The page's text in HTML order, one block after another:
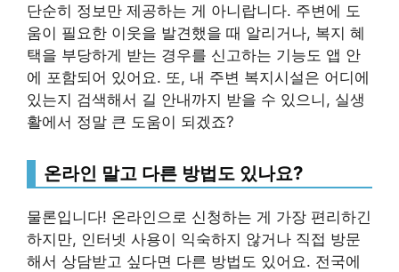
단순히 정보만 제공하는 게 아니랍니다. 주변에 도
움이 필요한 이웃을 발견했을 때 알리거나, 복지 혜
택을 부당하게 받는 경우를 신고하는 기능도 앱 안
에 포함되어 있어요. 또, 내 주변 복지시설은 어디에
있는지 검색해서 길 안내까지 받을 수 있으니, 실생
활에서 정말 큰 도움이 되겠죠?
온라인 말고 다른 방법도 있나요?
물론입니다! 온라인으로 신청하는 게 가장 편리하긴
하지만, 인터넷 사용이 익숙하지 않거나 직접 방문
해서 상담받고 싶다면 다른 방법도 있어요. 전국에